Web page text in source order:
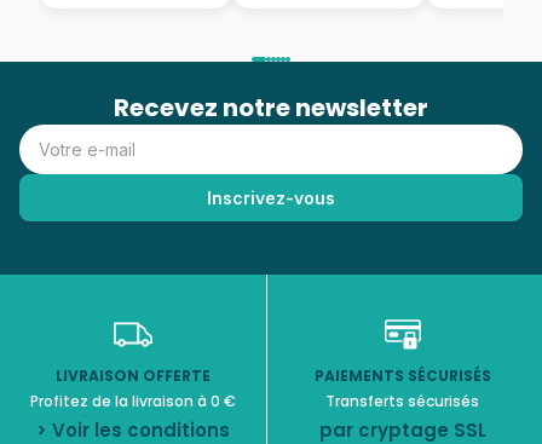
Recevez notre newsletter
LIVRAISON OFFERTE
Profitez de la livraison à 0 €
> Voir les conditions
PAIEMENTS SÉCURISÉS
Transferts sécurisés
par cryptage SSL